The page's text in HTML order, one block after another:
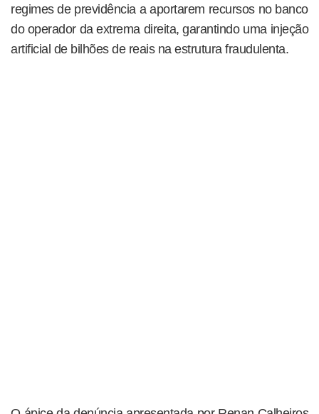
regimes de previdência a aportarem recursos no banco
do operador da extrema direita, garantindo uma injeção
artificial de bilhões de reais na estrutura fraudulenta.